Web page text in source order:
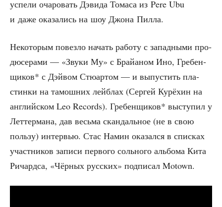
успе­ли оча­ро­вать Дэви­да Тома­са из Pere Ubu
и даже ока­за­лись на шоу Джо­на Пилла.
Неко­то­рым повез­ло начать рабо­ту с запад­ны­ми про­
дю­се­ра­ми — «Зву­ки Му» с Брай­а­ном Ино, Гре­бен­
щи­ков* с Дэй­вом Стю­ар­том — и выпу­стить пла­
стин­ки на тамош­них лей­б­лах (Сер­гей Курё­хин на
англий­ском Leo Records). Гре­бен­щи­ков* высту­пил у
Лет­тер­ма­на, дав весь­ма скан­даль­ное (не в свою
поль­зу) интер­вью. Стас Намин ока­зал­ся в спис­ках
участ­ни­ков запи­си пер­во­го соль­но­го аль­бо­ма Кита
Ричард­са, «Чёр­ных рус­ских» под­пи­сал Motown.